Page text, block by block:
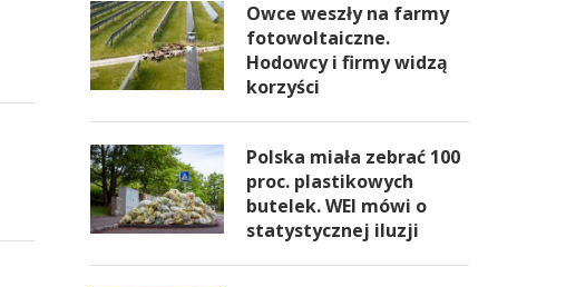
Owce weszły na farmy
fotowoltaiczne.
Hodowcy i firmy widzą
korzyści
Polska miała zebrać 100
proc. plastikowych
butelek. WEI mówi o
statystycznej iluzji